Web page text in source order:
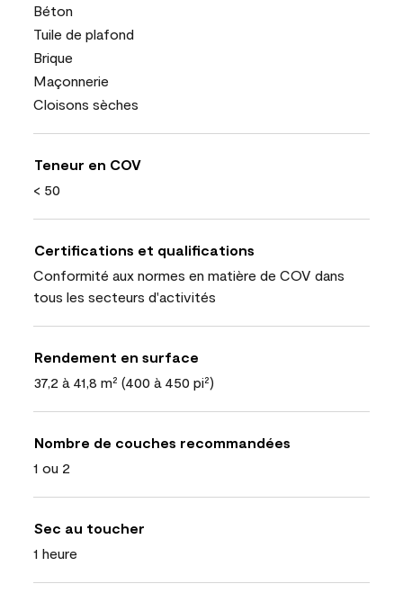
Béton
Tuile de plafond
Brique
Maçonnerie
Cloisons sèches
Teneur en COV
< 50
Certifications et qualifications
Conformité aux normes en matière de COV dans
tous les secteurs d'activités
Rendement en surface
37,2 à 41,8 m² (400 à 450 pi²)
Nombre de couches recommandées
1 ou 2
Sec au toucher
1 heure